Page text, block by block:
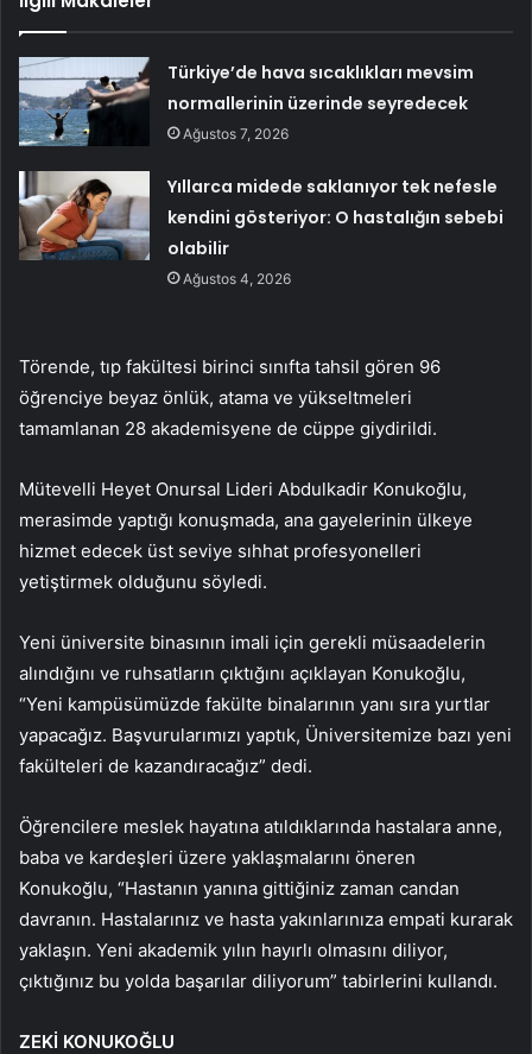
Türkiye’de hava sıcaklıkları mevsim
normallerinin üzerinde seyredecek
Ağustos 7, 2026
Yıllarca midede saklanıyor tek nefesle
kendini gösteriyor: O hastalığın sebebi
olabilir
Ağustos 4, 2026
Törende, tıp fakültesi birinci sınıfta tahsil gören 96
öğrenciye beyaz önlük, atama ve yükseltmeleri
tamamlanan 28 akademisyene de cüppe giydirildi.
Mütevelli Heyet Onursal Lideri Abdulkadir Konukoğlu,
merasimde yaptığı konuşmada, ana gayelerinin ülkeye
hizmet edecek üst seviye sıhhat profesyonelleri
yetiştirmek olduğunu söyledi.
Yeni üniversite binasının imali için gerekli müsaadelerin
alındığını ve ruhsatların çıktığını açıklayan Konukoğlu,
“Yeni kampüsümüzde fakülte binalarının yanı sıra yurtlar
yapacağız. Başvurularımızı yaptık, Üniversitemize bazı yeni
fakülteleri de kazandıracağız” dedi.
Öğrencilere meslek hayatına atıldıklarında hastalara anne,
baba ve kardeşleri üzere yaklaşmalarını öneren
Konukoğlu, “Hastanın yanına gittiğiniz zaman candan
davranın. Hastalarınız ve hasta yakınlarınıza empati kurarak
yaklaşın. Yeni akademik yılın hayırlı olmasını diliyor,
çıktığınız bu yolda başarılar diliyorum” tabirlerini kullandı.
ZEKİ KONUKOĞLU